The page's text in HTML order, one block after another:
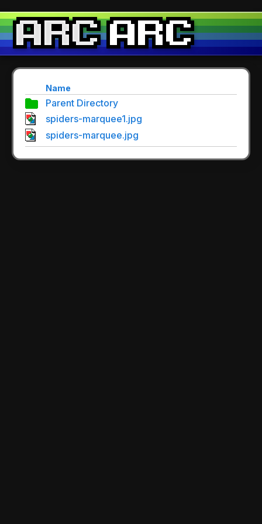
Name
Parent Directory
spiders-marquee1.jpg
spiders-marquee.jpg